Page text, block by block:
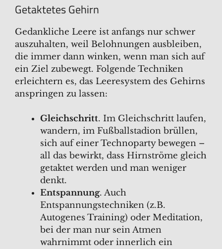
Getaktetes Gehirn
Gedankliche Leere ist anfangs nur schwer
auszuhalten, weil Belohnungen ausbleiben,
die immer dann winken, wenn man sich auf
ein Ziel zubewegt. Folgende Techniken
erleichtern es, das Leeresystem des Gehirns
anspringen zu lassen:
Gleichschritt. Im Gleichschritt laufen,
wandern, im Fußballstadion brüllen,
sich auf einer Technoparty bewegen –
all das bewirkt, dass Hirnströme gleich
getaktet werden und man weniger
denkt.
Entspannung. Auch
Entspannungstechniken (z.B.
Autogenes Training) oder Meditation,
bei der man nur sein Atmen
wahrnimmt oder innerlich ein